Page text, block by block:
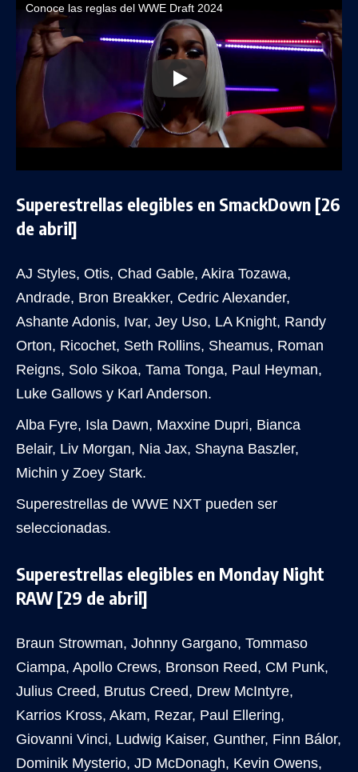
Conoce las reglas del WWE Draft 2024
Superestrellas elegibles en SmackDown [26
de abril]
AJ Styles, Otis, Chad Gable, Akira Tozawa,
Andrade, Bron Breakker, Cedric Alexander,
Ashante Adonis, Ivar, Jey Uso, LA Knight, Randy
Orton, Ricochet, Seth Rollins, Sheamus, Roman
Reigns, Solo Sikoa, Tama Tonga, Paul Heyman,
Luke Gallows y Karl Anderson.
Alba Fyre, Isla Dawn, Maxxine Dupri, Bianca
Belair, Liv Morgan, Nia Jax, Shayna Baszler,
Michin y Zoey Stark.
Superestrellas de WWE NXT pueden ser
seleccionadas.
Superestrellas elegibles en Monday Night
RAW [29 de abril]
Braun Strowman, Johnny Gargano, Tommaso
Ciampa, Apollo Crews, Bronson Reed, CM Punk,
Julius Creed, Brutus Creed, Drew McIntyre,
Karrios Kross, Akam, Rezar, Paul Ellering,
Giovanni Vinci, Ludwig Kaiser, Gunther, Finn Bálor,
Dominik Mysterio, JD McDonagh, Kevin Owens,